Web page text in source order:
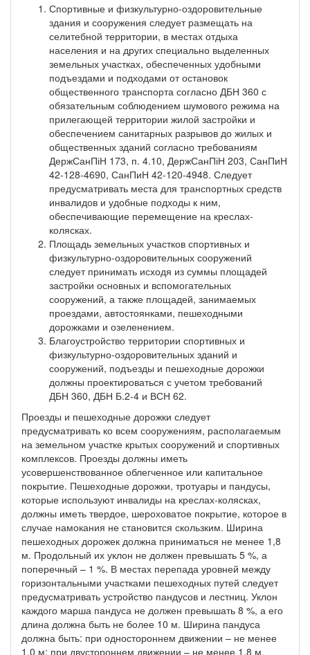
Спортивные и физкультурно-оздоровительные
здания и сооружения следует размещать на
селитебной территории, в местах отдыха
населения и на других специально выделенных
земельных участках, обеспеченных удобными
подъездами и подходами от остановок
общественного транспорта согласно ДБН 360 с
обязательным соблюдением шумового режима на
прилегающей территории жилой застройки и
обеспечением санитарных разрывов до жилых и
общественных зданий согласно требованиям
ДержСанПіН 173, п. 4.10, ДержСанПіН 203, СанПиН
42-128-4690, СанПиН 42-120-4948. Следует
предусматривать места для транспортных средств
инвалидов и удобные подходы к ним,
обеспечивающие перемещение на креслах-
колясках.
Площадь земельных участков спортивных и
физкультурно-оздоровительных сооружений
следует принимать исходя из суммы площадей
застройки основных и вспомогательных
сооружений, а также площадей, занимаемых
проездами, автостоянками, пешеходными
дорожками и озеленением.
Благоустройство территории спортивных и
физкультурно-оздоровительных зданий и
сооружений, подъезды и пешеходные дорожки
должны проектироваться с учетом требований
ДБН 360, ДБН Б.2-4 и ВСН 62.
Проезды и пешеходные дорожки следует
предусматривать ко всем сооружениям, располагаемым
на земельном участке крытых сооружений и спортивных
комплексов. Проезды должны иметь
усовершенствованное облегченное или капитальное
покрытие. Пешеходные дорожки, тротуары и пандусы,
которые используют инвалиды на креслах-колясках,
должны иметь твердое, шероховатое покрытие, которое в
случае намокания не становится скользким. Ширина
пешеходных дорожек должна приниматься не менее 1,8
м. Продольный их уклон не должен превышать 5 %, а
поперечный – 1 %. В местах перепада уровней между
горизонтальными участками пешеходных путей следует
предусматривать устройство пандусов и лестниц. Уклон
каждого марша пандуса не должен превышать 8 %, а его
длина должна быть не более 10 м. Ширина пандуса
должна быть: при одностороннем движении – не менее
1,0 м; при двустороннем движении – не менее 1,8 м.